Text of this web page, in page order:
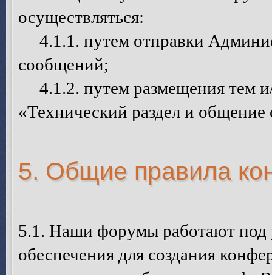
осуществляться:
4.1.1. путем отправки
сообщений;
4.1.2. путем размещения тем
«Технический раздел и
5. Общие правила
5.1. Наши форумы работают под
обеспечения для создания